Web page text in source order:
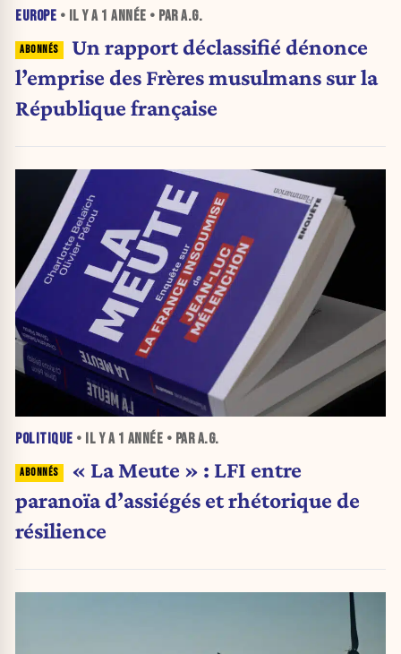
EUROPE • IL Y A 1 ANNÉE • PAR A.G.
Un rapport déclassifié dénonce
l’emprise des Frères musulmans sur la
République française
POLITIQUE • IL Y A 1 ANNÉE • PAR A.G.
« La Meute » : LFI entre
paranoïa d’assiégés et rhétorique de
résilience